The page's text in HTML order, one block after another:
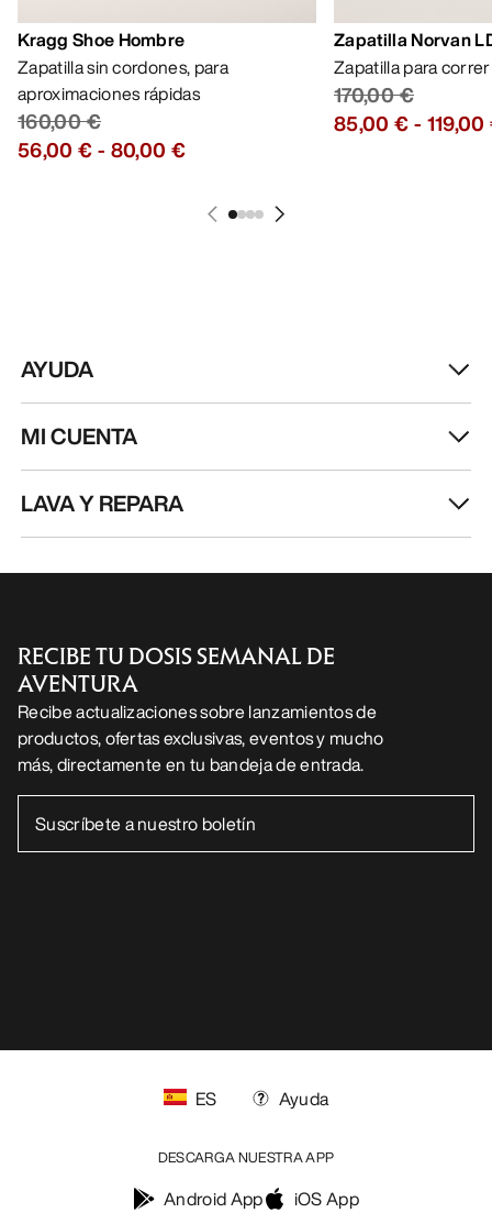
Kragg Shoe Hombre
Zapatilla sin cordones, para
aproximaciones rápidas
160,00 €
56,00 €- 80,00 €
Zapatilla Norvan
Zapatilla para
170,00 €
85,00 €-
AYUDA
MI CUENTA
LAVA Y REPARA
RECIBE TU DOSIS SEMANAL DE
AVENTURA
Recibe actualizaciones sobre lanzamientos de
productos, ofertas exclusivas, eventos y mucho
más, directamente en tu bandeja de entrada.
ES Ayuda
DESCARGA NUESTRA APP
Android App iOS App